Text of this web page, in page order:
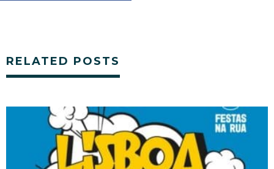
RELATED POSTS